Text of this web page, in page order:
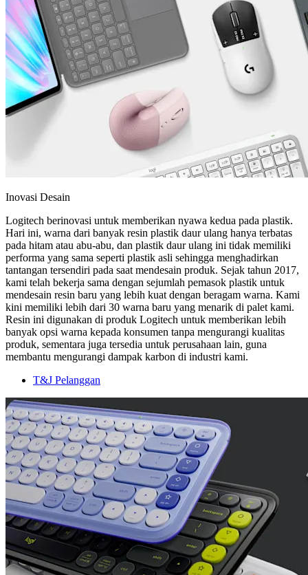
Inovasi Desain
Logitech berinovasi untuk memberikan nyawa kedua pada plastik.
Hari ini, warna dari banyak resin plastik daur ulang hanya terbatas
pada hitam atau abu-abu, dan plastik daur ulang ini tidak memiliki
performa yang sama seperti plastik asli sehingga menghadirkan
tantangan tersendiri pada saat mendesain produk. Sejak tahun 2017,
kami telah bekerja sama dengan sejumlah pemasok plastik untuk
mendesain resin baru yang lebih kuat dengan beragam warna. Kami
kini memiliki lebih dari 30 warna baru yang menarik di palet kami.
Resin ini digunakan di produk Logitech untuk memberikan lebih
banyak opsi warna kepada konsumen tanpa mengurangi kualitas
produk, sementara juga tersedia untuk perusahaan lain, guna
membantu mengurangi dampak karbon di industri kami.
T&J Pelanggan